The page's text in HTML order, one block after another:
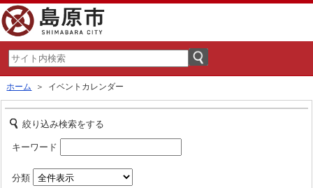
ホーム ＞ イベントカレンダー
絞り込み検索をする
キーワード
分類